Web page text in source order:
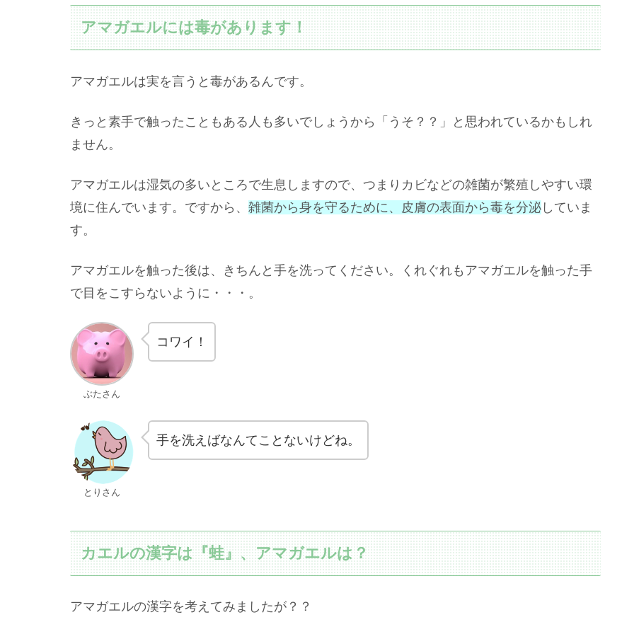
アマガエルには毒があります！
アマガエルは実を言うと毒があるんです。
きっと素手で触ったこともある人も多いでしょうから「うそ？？」と思われているかもしれ
ません。
アマガエルは湿気の多いところで生息しますので、つまりカビなどの雑菌が繁殖しやすい環
境に住んでいます。ですから、 雑菌から身を守るために、皮膚の表面から毒を分泌 していま
す。
アマガエルを触った後は、きちんと手を洗ってください。くれぐれもアマガエルを触った手
で目をこすらないように・・・。
ぶたさん
コワイ！
とりさん
手を洗えばなんてことないけどね。
カエルの漢字は『蛙』、アマガエルは？
アマガエルの漢字を考えてみましたが？？